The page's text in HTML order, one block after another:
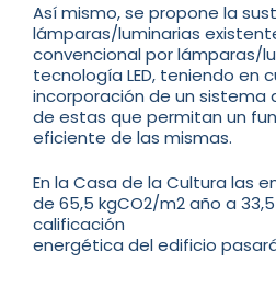
Así mismo, se propone la
lámparas/luminarias
convencional por lámparas/
tecnología LED, teniendo en
incorporación de un sistema
de estas que permitan un
eficiente de las mismas.
En la Casa de la Cultura las
de 65,5 kgCO2/m2 año a
calificación
energética del edificio